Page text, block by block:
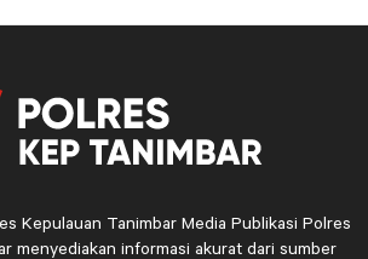
Kepulauan Tanimbar Media Publikasi Polres
menyediakan informasi akurat dari sumber